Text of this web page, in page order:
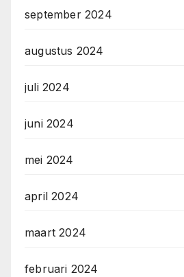
september 2024
augustus 2024
juli 2024
juni 2024
mei 2024
april 2024
maart 2024
februari 2024